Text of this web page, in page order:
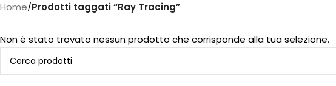
Home/Prodotti taggati “Ray Tracing”
Non è stato trovato nessun prodotto che corrisponde alla tua selezione.